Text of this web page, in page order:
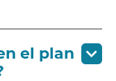
el plan